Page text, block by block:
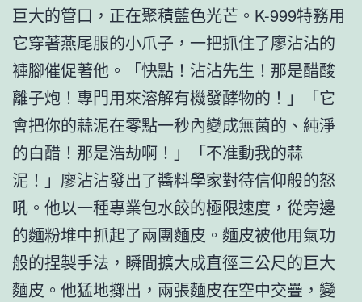
巨大的管口，正在聚積藍色光芒。K-999特務用
它穿著燕尾服的小爪子，一把抓住了廖沾沾的
褲腳催促著他。「快點！沾沾先生！那是醋酸
離子炮！專門用來溶解有機發酵物的！」「它
會把你的蒜泥在零點一秒內變成無菌的、純淨
的白醋！那是浩劫啊！」「不准動我的蒜
泥！」廖沾沾發出了醬料學家對待信仰般的怒
吼。他以一種專業包水餃的極限速度，從旁邊
的麵粉堆中抓起了兩團麵皮。麵皮被他用氣功
般的捏製手法，瞬間擴大成直徑三公尺的巨大
麵皮。他猛地擲出，兩張麵皮在空中交疊，變